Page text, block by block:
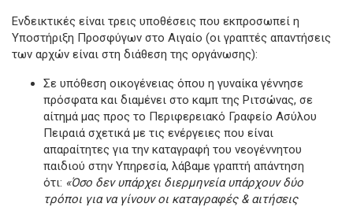
Ενδεικτικές είναι τρεις υποθέσεις που εκπροσωπεί η
Υποστήριξη Προσφύγων στο Αιγαίο (οι γραπτές απαντήσεις
των αρχών είναι στη διάθεση της οργάνωσης):
Σε υπόθεση οικογένειας όπου η γυναίκα γέννησε
πρόσφατα και διαμένει στο καμπ της Ριτσώνας, σε
αίτημά μας προς το Περιφερειακό Γραφείο Ασύλου
Πειραιά σχετικά με τις ενέργειες που είναι
απαραίτητες για την καταγραφή του νεογέννητου
παιδιού στην Υπηρεσία, λάβαμε γραπτή απάντηση
ότι: «Όσο δεν υπάρχει διερμηνεία υπάρχουν δύο
τρόποι για να γίνουν οι καταγραφές & αιτήσεις